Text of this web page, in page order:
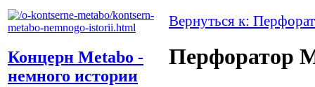
Концерн Metabo -
немного истории
Вернуться к:
Перфоратор